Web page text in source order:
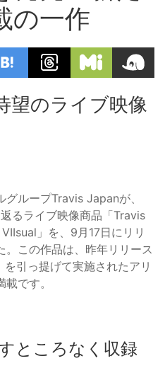
の一作
望のライブ映像
ループTravis Japanが、
るライブ映像商品「Travis
」を、9月17日にリリ
この作品は、昨年リリース
引っ提げて実施されたアリ
です。
ところなく収録